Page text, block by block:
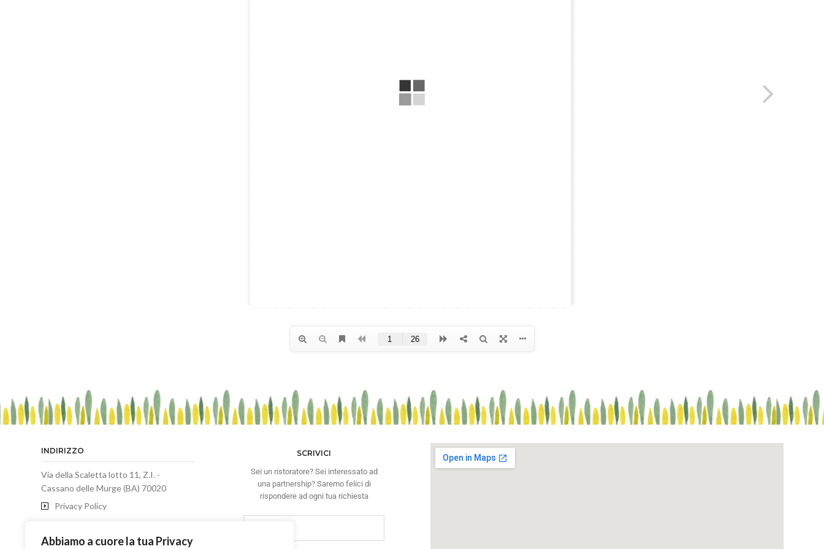
Abbiamo a cuore la tua Privacy
INDIRIZZO
Via della Scaletta lotto 11, Z.I. -
Cassano delle Murge (BA) 70020
Privacy Policy
SCRIVICI
Sei un ristoratore? Sei interessato ad
una partnership? Saremo felici di
rispondere ad ogni tua richiesta